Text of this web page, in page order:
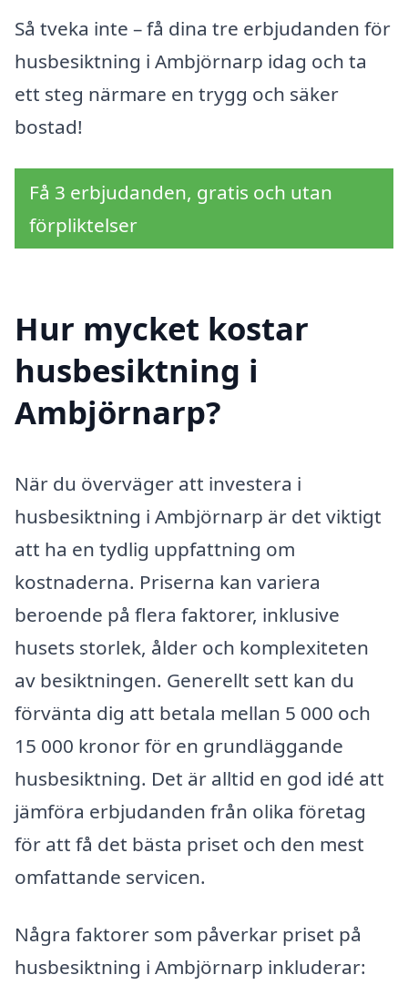
Så tveka inte – få dina tre erbjudanden för
husbesiktning i Ambjörnarp idag och ta
ett steg närmare en trygg och säker
bostad!
Få 3 erbjudanden, gratis och utan
förpliktelser
Hur mycket kostar
husbesiktning i
Ambjörnarp?
När du överväger att investera i
husbesiktning i Ambjörnarp är det viktigt
att ha en tydlig uppfattning om
kostnaderna. Priserna kan variera
beroende på flera faktorer, inklusive
husets storlek, ålder och komplexiteten
av besiktningen. Generellt sett kan du
förvänta dig att betala mellan 5 000 och
15 000 kronor för en grundläggande
husbesiktning. Det är alltid en god idé att
jämföra erbjudanden från olika företag
för att få det bästa priset och den mest
omfattande servicen.
Några faktorer som påverkar priset på
husbesiktning i Ambjörnarp inkluderar: